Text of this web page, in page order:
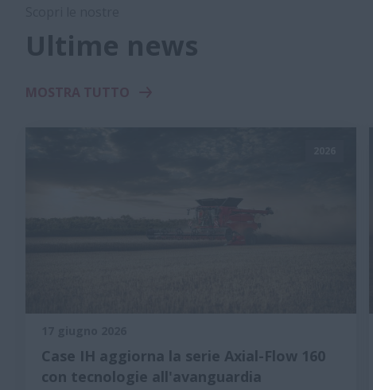
Ultime news
Case IH aggiorna la serie Axial-Flow 160
con tecnologie all'avanguardia